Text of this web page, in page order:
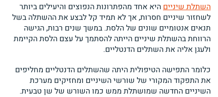
השתלת שיניים היא אחד מהפתרונות הנפוצים והיעילים ביותר
לשחזור שיניים חסרות, אך לא תמיד קל לבצע את ההשתלה בשל
תנאים אנטומיים שונים של הלסת. במשך שנים רבות, הגישה
הרווחת בהשתלת שיניים הייתה להסתמך על עצם הלסת הקיימת
ולעגן אליה את השתלים הדנטליים.
כלומר התפישה הטיפולית היתה שהשתלים הדנטליים מחליפים
את התפקוד המקורי של שורשי השיניים ומחזיקים מערכת
השיניים החדשה שמושתלת ממש כמו השורש של שן טבעית.